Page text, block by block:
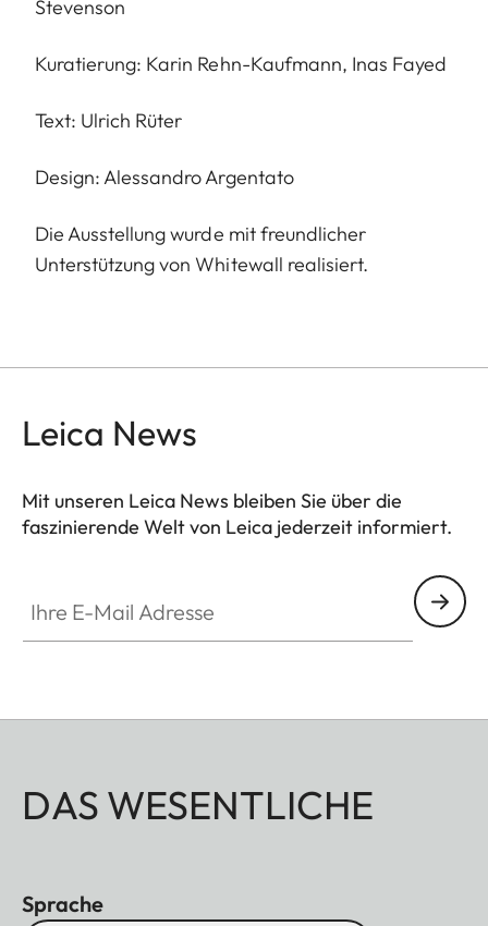
Stevenson
Kuratierung: Karin Rehn-Kaufmann, Inas Fayed
Text: Ulrich Rüter
Design: Alessandro Argentato
Die Ausstellung wurde mit freundlicher
Unterstützung von Whitewall realisiert.
Leica News
Mit unseren Leica News bleiben Sie über die
faszinierende Welt von Leica jederzeit informiert.
DAS WESENTLICHE
Sprache